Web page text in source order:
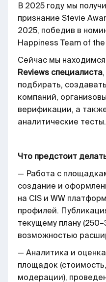
В 2025 году мы
признание Stevie
2025, победив в
Happiness Team of the
Сейчас мы находимся
Reviews специалиста
подбирать,
компаний,
верификации, а
аналитические тесты.
Что предстоит
— Работа с
создание и
на CIS и WW
профилей.
текущему плану
возможностью
— Аналитика и
площадок
модерации),